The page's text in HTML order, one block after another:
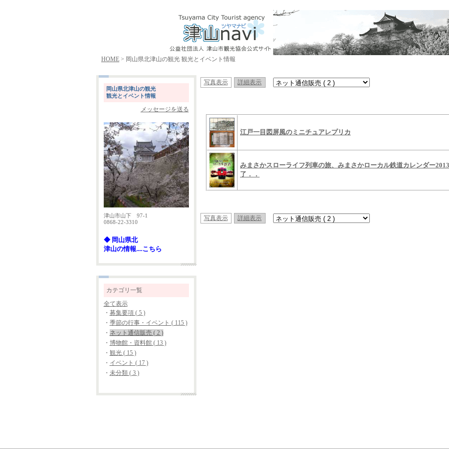
HOME > 岡山県北津山の観光 観光とイベント情報
岡山県北津山の観光
観光とイベント情報
メッセージを送る
津山市山下 97-1
0868-22-3310
◆ 岡山県北
津山の情報....こちら
カテゴリ一覧
全て表示
・ 募集要項 ( 5 )
・ 季節の行事・イベント ( 115 )
・ ネット通信販売 ( 2 )
・ 博物館・資料館 ( 13 )
・ 観光 ( 15 )
・ イベント ( 17 )
・ 未分類 ( 3 )
写真表示 詳細表示
江戸一目図屏風のミニチュアレプリカ
みまさかスローライフ列車の旅、みまさかローカル鉄道カレンダー
了．．
写真表示 詳細表示